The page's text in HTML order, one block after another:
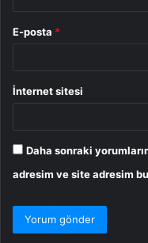
E-posta *
İnternet sitesi
Daha sonraki
adresim ve site adresim